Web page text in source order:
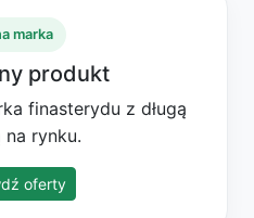
marka
produkt
finasterydu z długą
na rynku.
oferty